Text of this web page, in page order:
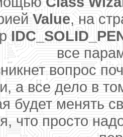
Value, на
все
вопрос
а все дело в
будет менять
что просто